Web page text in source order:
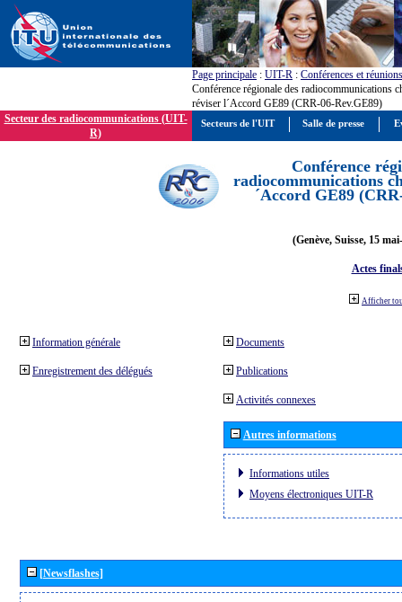
Page principale : UIT-R : Conférences et réunions
Conférence régionale des radiocommunications
réviser l´Accord GE89 (CRR-06-Rev.GE89)
Secteur des radiocommunications (UIT-
R)
Conférence
radiocommunications
´Accord GE89
(Genève, Suisse, 15
Actes
Afficher
Information générale
Enregistrement des délégués
Documents
Publications
Activités connexes
Autres informations
Informations utiles
Moyens électroniques UIT-R
[Newsflashes]
Secteurs de l'UIT Salle de presse